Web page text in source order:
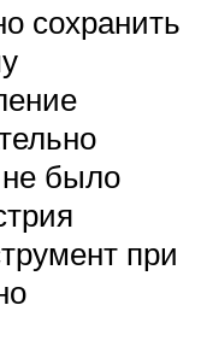
сохранить
было
при